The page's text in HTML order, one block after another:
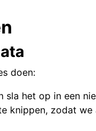
doen:
sla het op in een
knippen, zodat